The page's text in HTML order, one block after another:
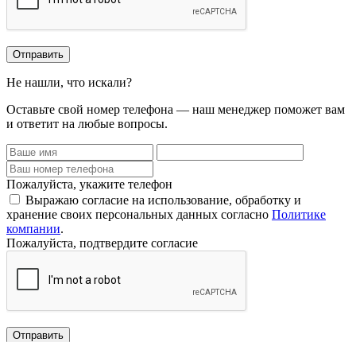
Отправить
Не нашли, что искали?
Оставьте свой номер телефона — наш менеджер поможет вам
и ответит на любые вопросы.
Пожалуйста, укажите телефон
Выражаю согласие на использование, обработку и
хранение своих персональных данных согласно Политике
компании.
Пожалуйста, подтвердите согласие
Отправить